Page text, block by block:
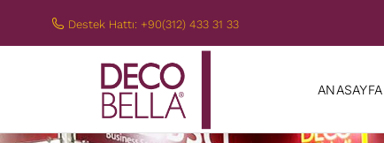
Destek Hattı: +90(312) 433 31 33
ANASAYFA